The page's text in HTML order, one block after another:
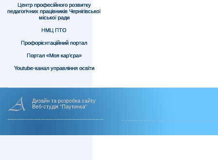
Центр професійного розвитку
педагогічних працівників Чернігівської
міської ради
НМЦ ПТО
Профорієнтаційний портал
Портал «Моя кар’єра»
Youtube-канал управління освіти
Дизайн та розробка сайту
Веб-студія "Паутинка"